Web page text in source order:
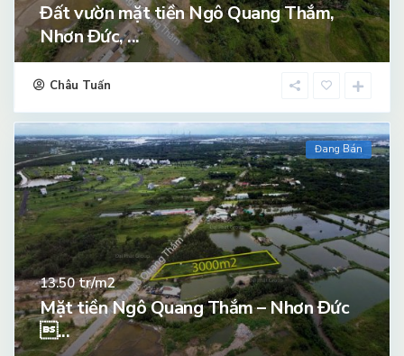
Đất vườn mặt tiền Ngô Quang Thắm,
Nhơn Đức, ...
Châu Tuấn
Đang Bán
13.50tr/m2
Mặt tiền Ngô Quang Thắm – Nhơn Đức
...